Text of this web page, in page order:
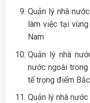
Quản lý nhà
làm việc tại
Nam
Quản lý nhà
nước ngoài
tế trọng điểm
Quản lý nhà